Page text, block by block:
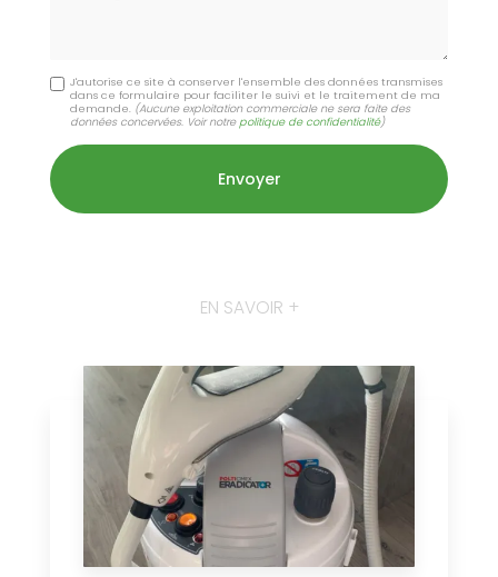
J'autorise ce site à conserver l'ensemble des données transmises
dans ce formulaire pour faciliter le suivi et le traitement de ma
demande. (Aucune exploitation commerciale ne sera faite des
données concervées. Voir notre politique de confidentialité)
EN SAVOIR +